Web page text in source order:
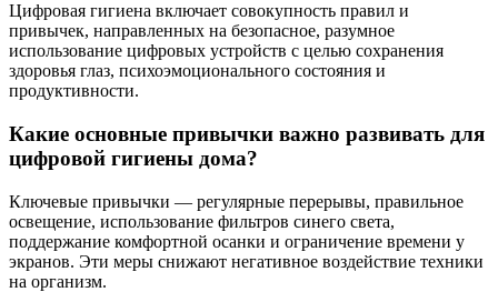
Цифровая гигиена включает совокупность правил и
привычек, направленных на безопасное, разумное
использование цифровых устройств с целью сохранения
здоровья глаз, психоэмоционального состояния и
продуктивности.
Какие основные привычки важно развивать для
цифровой гигиены дома?
Ключевые привычки — регулярные перерывы, правильное
освещение, использование фильтров синего света,
поддержание комфортной осанки и ограничение времени у
экранов. Эти меры снижают негативное воздействие техники
на организм.